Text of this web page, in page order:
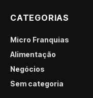
CATEGORIAS
Micro Franquias
Alimentação
Negócios
Sem categoria